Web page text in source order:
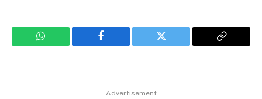
WhatsApp Facebook Twitter
Copy
Advertisement